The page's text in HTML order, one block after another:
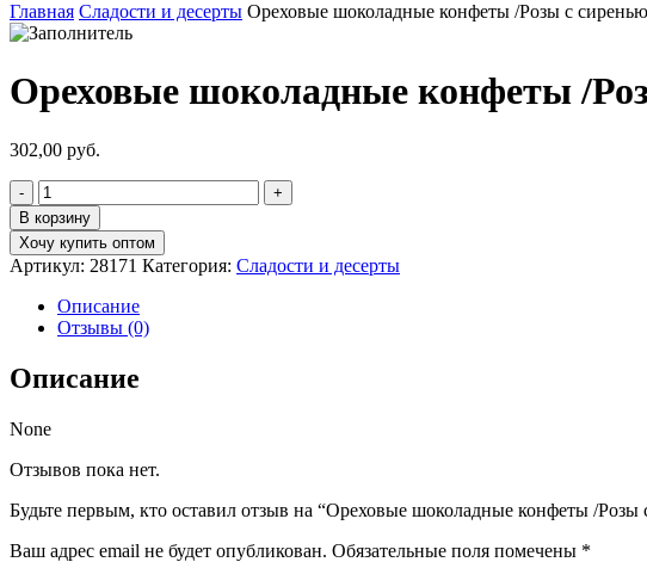
Главная Сладости и десерты Ореховые шоколадные конфеты /Розы с
Ореховые шоколадные конфеты /
302,00 руб.
Количество
товара
Ореховые
шоколадные
конфеты
Розы
190гр
В корзину
Хочу купить оптом
Артикул: 28171 Категория: Сладости и десерты
Описание
Отзывы (0)
Описание
None
Отзывов пока нет.
Будьте первым, кто оставил отзыв на “Ореховые шоколадные конфеты /Розы
Ваш адрес email не будет опубликован. Обязательные поля помечены *